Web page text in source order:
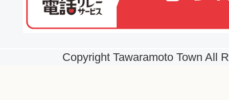
Copyright Tawaramoto Town All